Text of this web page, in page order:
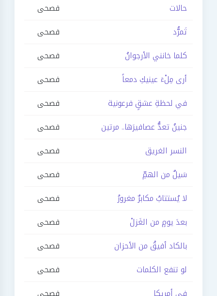
حالات
فصحى
تَمرُّد
فصحى
كلما خانني الأرجوانُ
فصحى
أرى مِلْءَ عينيكِ دمعاً
فصحى
في لحظةِ عشقٍ فرعونية
فصحى
جنينُ تعدُّ عصافيرَها.. مرتين
فصحى
النسر الغريق
فصحى
سَيلٌ من الهمِّ
فصحى
لا يُستتابُ مكابرٌ مغرورُ
فصحى
بعدَ يومٍ من الغَزلْ
فصحى
بالكاد أفيقُ من الأحزان
فصحى
لو تنفع الكلمات
فصحى